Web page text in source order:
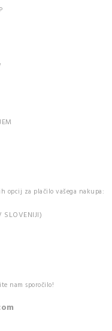
opcij za plačilo vašega nakupa:
SLOVENIJI)
nam sporočilo!